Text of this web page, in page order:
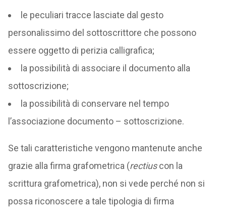
le peculiari tracce lasciate dal gesto
personalissimo del sottoscrittore che possono
essere oggetto di perizia calligrafica;
la possibilità di associare il documento alla
sottoscrizione;
la possibilità di conservare nel tempo
l’associazione documento – sottoscrizione.
Se tali caratteristiche vengono mantenute anche
grazie alla firma grafometrica (rectiuscon la
scrittura grafometrica), non si vede perché non si
possa riconoscere a tale tipologia di firma